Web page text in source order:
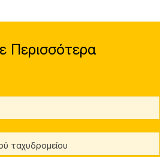
Περισσότερα